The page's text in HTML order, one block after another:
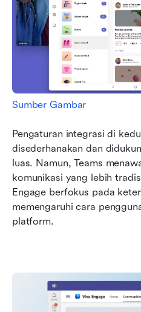
Sumber Gambar
Pengaturan integrasi di
disederhanakan dan
luas. Namun, Teams
komunikasi yang lebih
Engage berfokus pada
memengaruhi cara
platform.